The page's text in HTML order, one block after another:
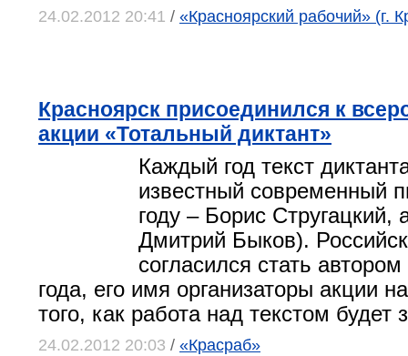
24.02.2012 20:41 / «Красноярский рабочий» (г.
Красноярск присоединился к
акции «Тотальный диктант»
Каждый год текст
известный современный
году – Борис Стругацкий,
Дмитрий Быков).
согласился стать
года, его имя организаторы акции
того, как работа над текстом будет
24.02.2012 20:03 / «Красраб»